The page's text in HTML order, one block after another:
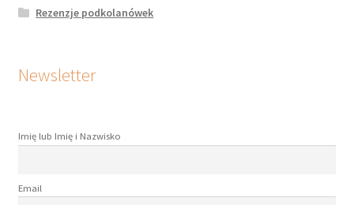
Rezenzje podkolanówek
Newsletter
Imię lub Imię i Nazwisko
Email